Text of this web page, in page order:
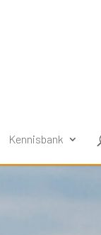
Kennisbank